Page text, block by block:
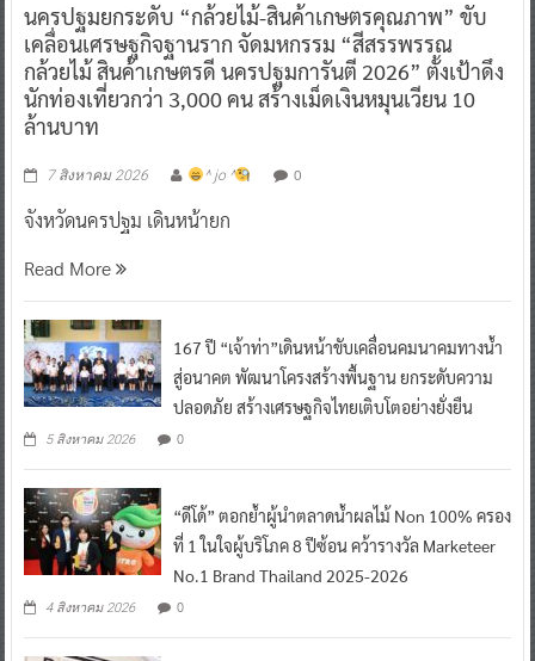
นครปฐมยกระดับ “กล้วยไม้-สินค้าเกษตรคุณภาพ” ขับ
เคลื่อนเศรษฐกิจฐานราก จัดมหกรรม “สีสรรพรรณ
กล้วยไม้ สินค้าเกษตรดี นครปฐมการันตี 2026” ตั้งเป้าดึง
นักท่องเที่ยวกว่า 3,000 คน สร้างเม็ดเงินหมุนเวียน 10
ล้านบาท
7 สิงหาคม 2026 ^ jo ^ 0
จังหวัดนครปฐม เดินหน้ายก
Read More
167 ปี “เจ้าท่า”เดินหน้าขับเคลื่อนคมนาคมทางน้ำ
สู่อนาคต พัฒนาโครงสร้างพื้นฐาน ยกระดับความ
ปลอดภัย สร้างเศรษฐกิจไทยเติบโตอย่างยั่งยืน
5 สิงหาคม 2026 0
“ดีโด้” ตอกย้ำผู้นำตลาดน้ำผลไม้ Non 100% ครอง
ที่ 1 ในใจผู้บริโภค 8 ปีซ้อน คว้ารางวัล Marketeer
No.1 Brand Thailand 2025-2026
4 สิงหาคม 2026 0